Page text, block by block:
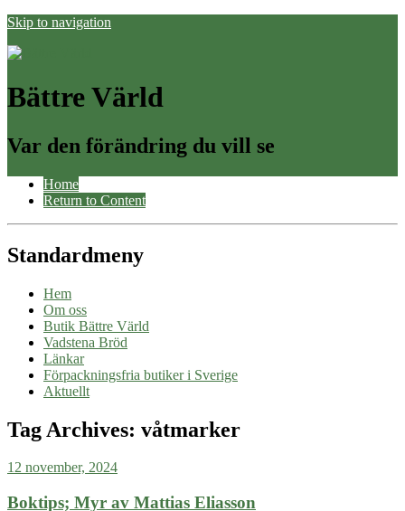
Skip to navigation
Bättre Värld
Var den förändring du vill se
Home
Return to Content
Standardmeny
Hem
Om oss
Butik Bättre Värld
Vadstena Bröd
Länkar
Förpackningsfria butiker i Sverige
Aktuellt
Tag Archives: våtmarker
12 november, 2024
Boktips; Myr av Mattias Eliasson